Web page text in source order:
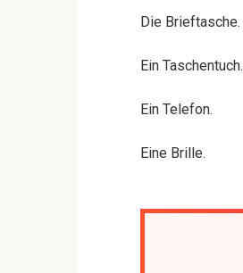
Die Brieftasche.
Ein Taschentuch.
Ein Telefon.
Eine Brille.